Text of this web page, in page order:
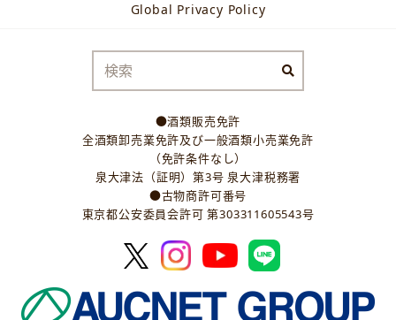
Global Privacy Policy
●酒類販売免許
全酒類卸売業免許及び一般酒類小売業免許
（免許条件なし）
泉大津法（証明）第3号 泉大津税務署
●古物商許可番号
東京都公安委員会許可 第303311605543号